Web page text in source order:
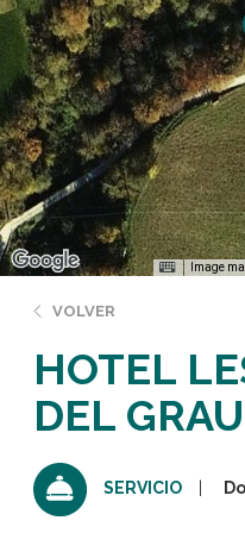
Image
VOLVER
HOTEL
DEL GRAU
SERVICIO